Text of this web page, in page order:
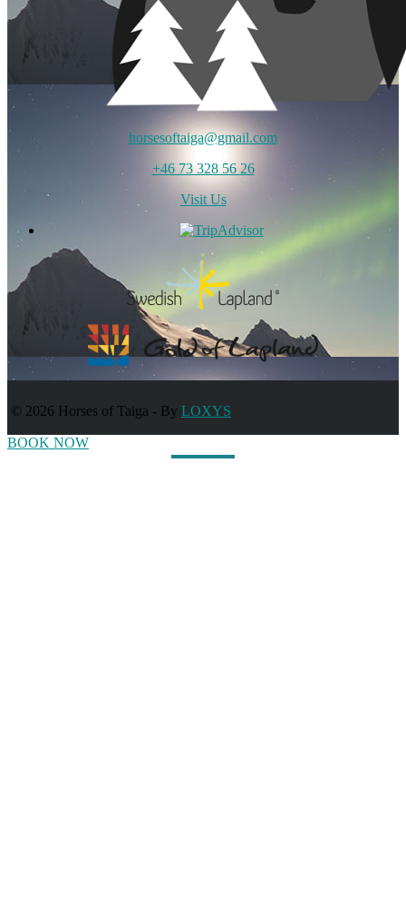
horsesoftaiga@gmail.com
+46 73 328 56 26
Visit Us
© 2026 Horses of Taiga - By LOXYS
BOOK NOW